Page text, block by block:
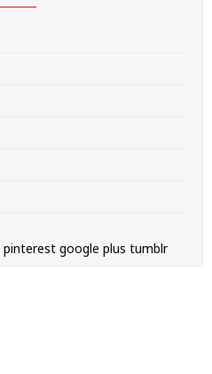
pinterest google plus tumblr